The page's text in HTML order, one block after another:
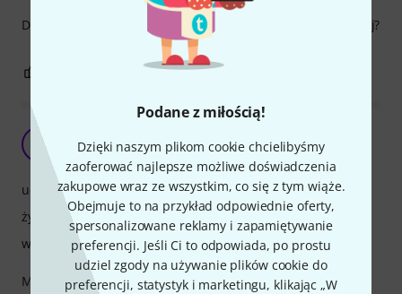
Podane z miłością!
Dzięki naszym plikom cookie chcielibyśmy
zaoferować najlepsze możliwe doświadczenia
zakupowe wraz ze wszystkim, co się z tym wiąże.
Obejmuje to na przykład odpowiednie oferty,
spersonalizowane reklamy i zapamiętywanie
preferencji. Jeśli Ci to odpowiada, po prostu
udziel zgody na używanie plików cookie do
preferencji, statystyk i marketingu, klikając „W
Dobrej jakości piórka za niewielką cenę, czego chcieć więcej?
ZGŁOŚ NADUŻYCIE
G Gzol 19.06.2024
Moje pierwsze kostki do gitary, używane od kilku miesięcy.
uchwyt
żywotność
wykończenie